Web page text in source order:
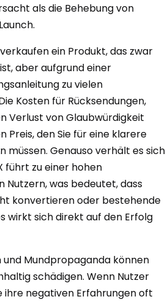
als die Behebung von
ein Produkt, das zwar
aber aufgrund einer
zu vielen
Kosten für Rücksendungen,
Verlust von Glaubwürdigkeit
Preis, den Sie für eine klarere
müssen. Genauso verhält es sich
führt zu einer hohen
Nutzern, was bedeutet, dass
konvertieren oder bestehende
wirkt sich direkt auf den Erfolg
Mundpropaganda können
schädigen. Wenn Nutzer
ihre negativen Erfahrungen oft